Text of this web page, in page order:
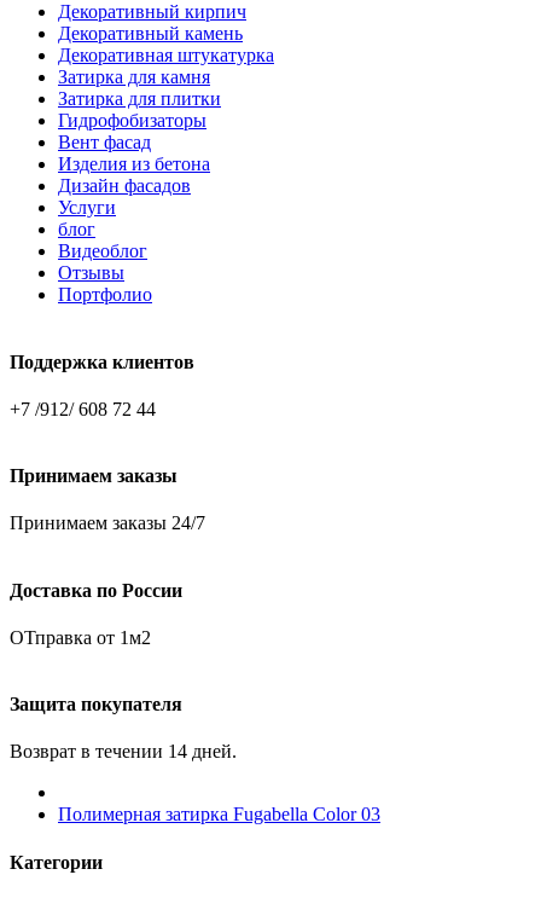
Декоративный кирпич
Декоративный камень
Декоративная штукатурка
Затирка для камня
Затирка для плитки
Гидрофобизаторы
Вент фасад
Изделия из бетона
Дизайн фасадов
Услуги
блог
Видеоблог
Отзывы
Портфолио
Поддержка клиентов
+7 /912/ 608 72 44
Принимаем заказы
Принимаем заказы 24/7
Доставка по России
ОТправка от 1м2
Защита покупателя
Возврат в течении 14 дней.
Полимерная затирка Fugabella Color 03
Категории